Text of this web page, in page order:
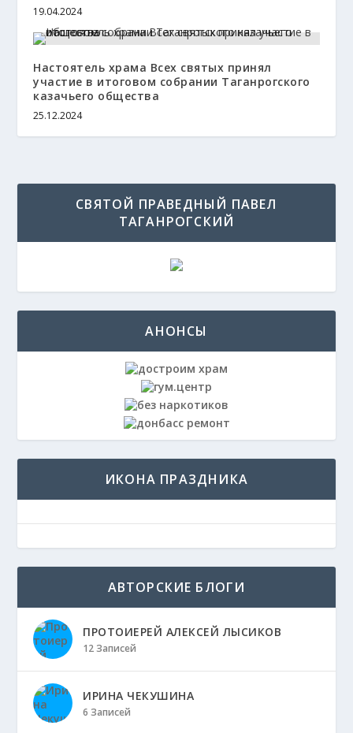
19.04.2024
Настоятель храма Всех святых принял
участие в итоговом собрании Таганрогского
казачьего общества
25.12.2024
СВЯТОЙ ПРАВЕДНЫЙ ПАВЕЛ
ТАГАНРОГСКИЙ
АНОНСЫ
ИКОНА ПРАЗДНИКА
АВТОРСКИЕ БЛОГИ
ПРОТОИЕРЕЙ АЛЕКСЕЙ ЛЫСИКОВ
12 Записей
ИРИНА ЧЕКУШИНА
6 Записей